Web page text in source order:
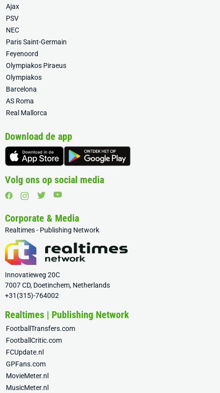
Ajax
PSV
NEC
Paris Saint-Germain
Feyenoord
Olympiakos Piraeus
Olympiakos
Barcelona
AS Roma
Real Mallorca
Download de app
Volg ons op social media
Corporate & Media
Realtimes - Publishing Network
Innovatieweg 20C
7007 CD, Doetinchem, Netherlands
+31(315)-764002
Realtimes | Publishing Network
FootballTransfers.com
FootballCritic.com
FCUpdate.nl
GPFans.com
MovieMeter.nl
MusicMeter.nl